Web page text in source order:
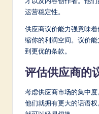
运营稳定性。
供应商议价能力强意味
缩你的利润空间。议价
到更优的条款。
评估供应商的
考虑供应商市场的集中
他们就拥有更大的话语